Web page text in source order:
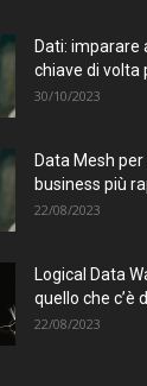
Dati: imparare
chiave di volta
30/10/2023
Data Mesh
business più
22/08/2023
Logical Data
quello che c’è
22/08/2023